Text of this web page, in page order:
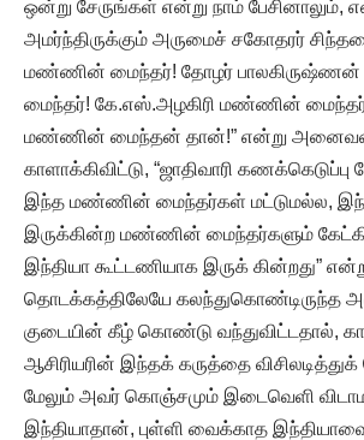
ஒன்று சேருங்கள் என்று நாம் பேசினாலும்,
அமர்ந்திருக்கும் அருமைச் சகோதரர்
மண்ணின் மைந்தர்! தோழர்
மைந்தர்! கே.எஸ்.அழகிரி மண்ணின்
மண்ணின் மைந்தன் தான்!” என்று
காளாக்கிவிட்டு, “ஜாதிவாரி
இந்த மண்ணின் மைந்தர்கள் மட்டுமல்ல,
இருக்கின்ற மண்ணின் மைந்தர்களும்
இந்தியா கூட்டணியாக இருக் கின்றது”
தொடக்கத்திலேயே கலந்துகொண்டிருந்த
குடையின் கீழ் கொண்டு வந்துவிட்டதால்,
ஆசிரியரின் இந்தக் கருத்தை
மேலும் அவர் கொஞ்சமும் இடைவெளி
இந்தியாதான், புள்ளி வைக்காத